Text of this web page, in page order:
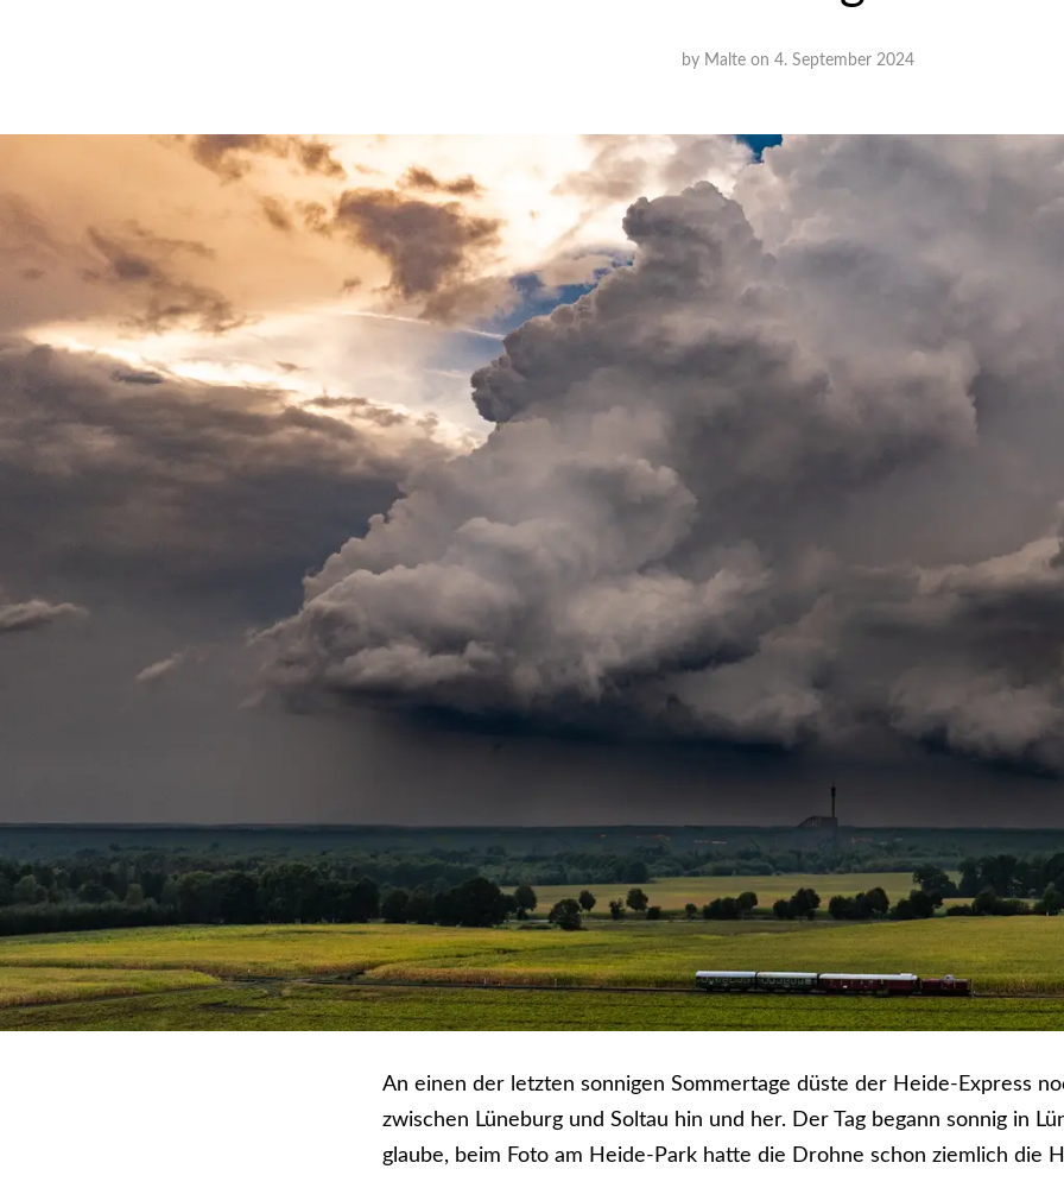
by Malte on 4. September 2024
An einen der letzten sonnigen Sommertage düste der Heide-Express
zwischen Lüneburg und Soltau hin und her. Der Tag begann sonnig in
glaube, beim Foto am Heide-Park hatte die Drohne schon ziemlich die